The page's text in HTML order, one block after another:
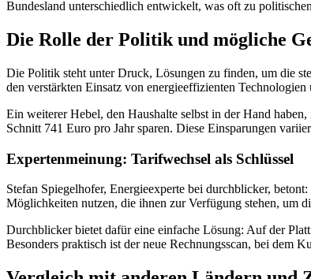
Bundesland unterschiedlich entwickelt, was oft zu
Die Rolle der Politik und mögliche
Die Politik steht unter Druck, Lösungen zu finden, um die
den verstärkten Einsatz von energieeffizienten
Ein weiterer Hebel, den Haushalte selbst in der Hand
Schnitt 741 Euro pro Jahr sparen. Diese Einsparungen
Expertenmeinung: Tarifwechsel als Schlüssel
Stefan Spiegelhofer, Energieexperte bei durchblicker,
Möglichkeiten nutzen, die ihnen zur Verfügung stehen, um
Durchblicker bietet dafür eine einfache Lösung: Auf der
Besonders praktisch ist der neue Rechnungsscan, bei dem